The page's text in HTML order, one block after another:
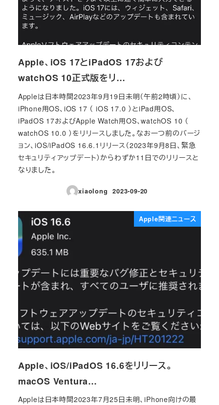
Apple、iOS 17とiPadOS 17および
watchOS 10正式版をリ…
Appleは日本時間2023年9月19日未明（午前2時頃）に、
iPhone用OS、iOS 17 （ iOS 17.0 ）とiPad用OS、
iPadOS 17およびApple Watch用OS、watchOS 10 （
watchOS 10.0 ）をリリースしました。なお一つ前のバージ
ョン、iOS/iPadOS 16.6.1リリース（2023年9月8日、緊急
セキュリティアップデート）からわずか11日でのリリースと
なりました。
xiaolong
投稿日
2023-09-20
Apple関連ニュース
Apple、iOS/iPadOS 16.6をリリース。
macOS Ventura…
Appleは日本時間2023年7月25日未明、iPhone向けの最